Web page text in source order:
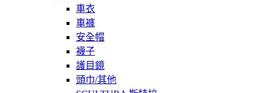
車衣
車褲
安全帽
襪子
護目鏡
頭巾/其他